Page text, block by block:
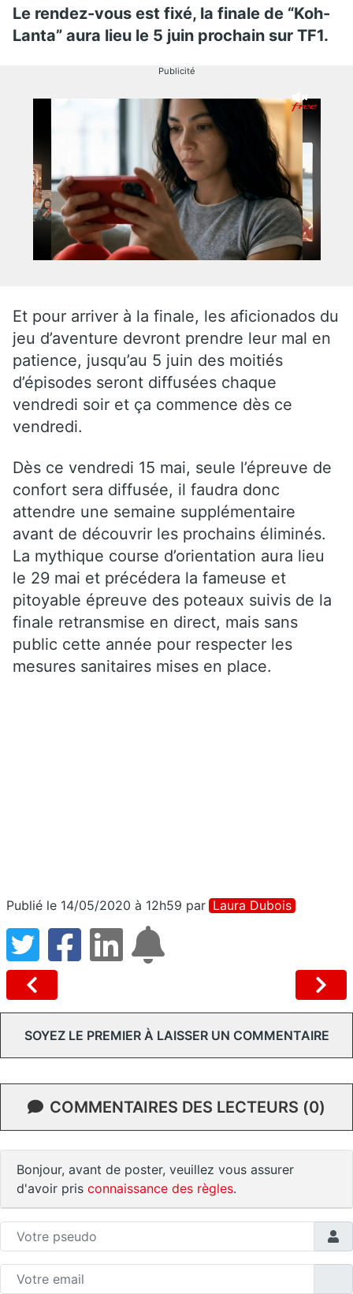
Le rendez-vous est fixé, la finale de “Koh-
Lanta” aura lieu le 5 juin prochain sur TF1.
Publicité
Et pour arriver à la finale, les aficionados du
jeu d’aventure devront prendre leur mal en
patience, jusqu’au 5 juin des moitiés
d’épisodes seront diffusées chaque
vendredi soir et ça commence dès ce
vendredi.
Dès ce vendredi 15 mai, seule l’épreuve de
confort sera diffusée, il faudra donc
attendre une semaine supplémentaire
avant de découvrir les prochains éliminés.
La mythique course d’orientation aura lieu
le 29 mai et précédera la fameuse et
pitoyable épreuve des poteaux suivis de la
finale retransmise en direct, mais sans
public cette année pour respecter les
mesures sanitaires mises en place.
Publié le 14/05/2020 à 12h59 par Laura Dubois
SOYEZ LE PREMIER À LAISSER UN COMMENTAIRE
COMMENTAIRES DES LECTEURS (0)
Bonjour, avant de poster, veuillez vous assurer
d'avoir pris connaissance des règles.